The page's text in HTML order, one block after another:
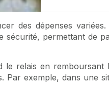
des dépenses
sécurité, permettant de
le relais en
exemple, dans une